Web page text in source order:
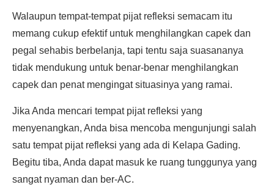
Walaupun tempat-tempat pijat refleksi semacam itu
memang cukup efektif untuk menghilangkan capek dan
pegal sehabis berbelanja, tapi tentu saja suasananya
tidak mendukung untuk benar-benar menghilangkan
capek dan penat mengingat situasinya yang ramai.
Jika Anda mencari tempat pijat refleksi yang
menyenangkan, Anda bisa mencoba mengunjungi salah
satu tempat pijat refleksi yang ada di Kelapa Gading.
Begitu tiba, Anda dapat masuk ke ruang tunggunya yang
sangat nyaman dan ber-AC.